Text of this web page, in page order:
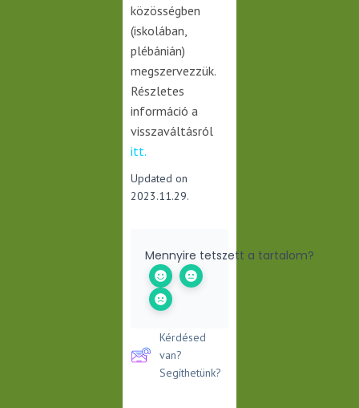
közösségben
(iskolában,
plébánián)
megszervezzük.
Részletes
információ a
visszaváltásról
itt.
Updated on
2023.11.29.
Mennyire tetszett a tartalom?
Kérdésed
van?
Segíthetünk?